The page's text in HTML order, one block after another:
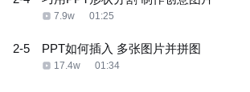
7.9w 01:25
2-5 PPT如何插入 多张图片并拼图
17.4w 01:34